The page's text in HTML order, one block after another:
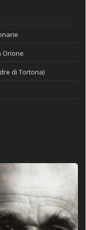
Orione
di Tortona)